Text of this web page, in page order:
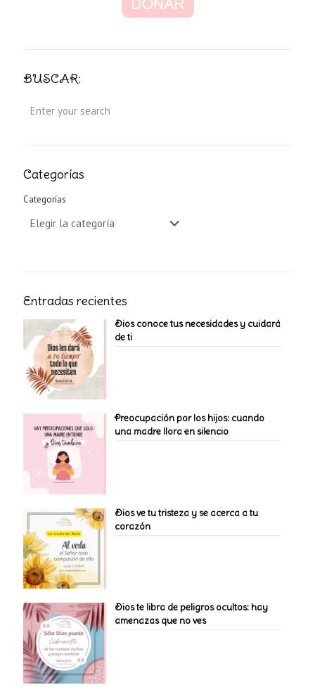
BUSCAR:
Categorías
Categorías
Entradas recientes
Dios conoce tus necesidades y cuidará
de ti
Preocupación por los hijos: cuando
una madre llora en silencio
Dios ve tu tristeza y se acerca a tu
corazón
Dios te libra de peligros ocultos: hay
amenazas que no ves